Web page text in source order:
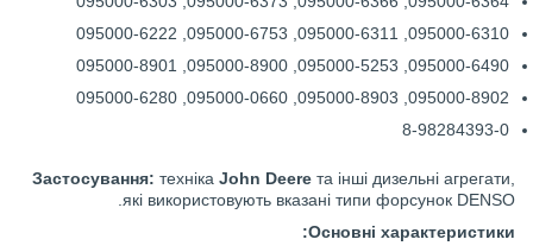
095000-6310, 095000-6311, 095000-6753, 095000-6222
095000-6490, 095000-5253, 095000-8900, 095000-8901
095000-8902, 095000-8903, 095000-0660, 095000-6280
8-98284393-0
Застосування: техніка John Deere та інші дизельні агрегати,
які використовують вказані типи форсунок DENSO.
Основні характеристики: